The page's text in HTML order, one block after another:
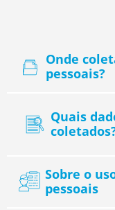
Onde
pessoais?
Quais
Sobre o
pessoais